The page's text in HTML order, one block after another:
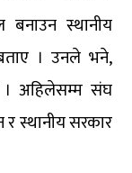
बनाउन स्थानीय
। उनले भने,
। अहिलेसम्म संघ
र स्थानीय सरकार